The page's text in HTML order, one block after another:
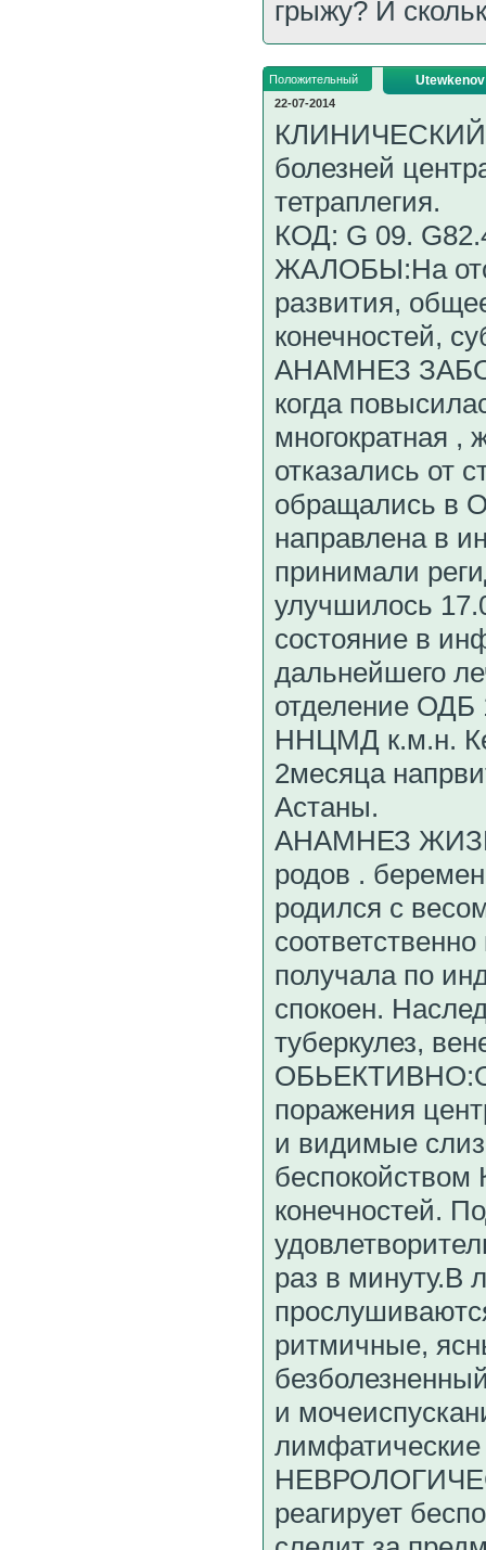
грыжу? И
Положительный
22-07-2014
КЛИНИЧЕСКИЙ
болезней
тетраплегия.
КОД: G 09.
ЖАЛОБЫ:На
развития,
конечностей,
АНАМНЕЗ
когда
многократная ,
отказались от
обращались в
направлена в
принимали
улучшилось
состояние в
дальнейшего
отделение ОДБ
ННЦМД к.м.н.
2месяца
Астаны.
АНАМНЕЗ
родов .
родился с
получала по
спокоен.
туберкулез,
поражения
и видимые
беспокойством
конечностей.
раз в минуту.В
ритмичные,
и
реагирует